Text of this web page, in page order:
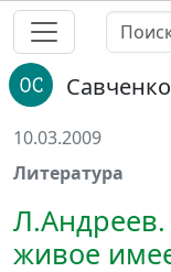
10.03.2009
Литература
Л.Андреев.
живое